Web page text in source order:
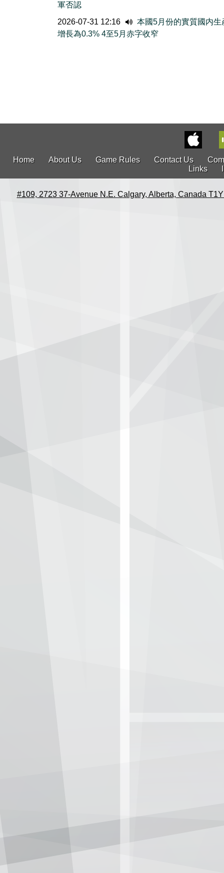
軍否認
2026-07-31 12:16
本國5月份的實質國内生
增長為0.3% 4至5月赤字收窄
Home About Us Game Rules Contact Us
Links
#109, 2723 37-Avenue N.E. Calgary, Alberta, Canada